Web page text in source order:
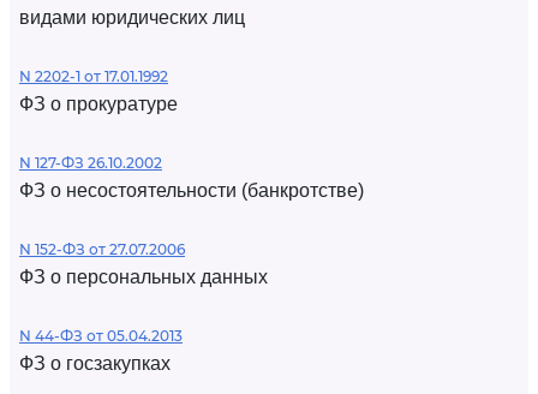
видами юридических лиц
N 2202-1 от 17.01.1992
ФЗ о прокуратуре
N 127-ФЗ 26.10.2002
ФЗ о несостоятельности (банкротстве)
N 152-ФЗ от 27.07.2006
ФЗ о персональных данных
N 44-ФЗ от 05.04.2013
ФЗ о госзакупках